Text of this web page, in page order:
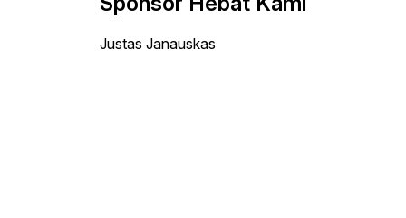
Justas Janauskas